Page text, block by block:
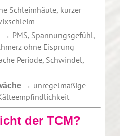
Schleimhäute, kurzer
→ PMS, Spannungsgefühl,
ohne Eisprung
Periode, Schwindel,
→ unregelmäßige
der TCM?